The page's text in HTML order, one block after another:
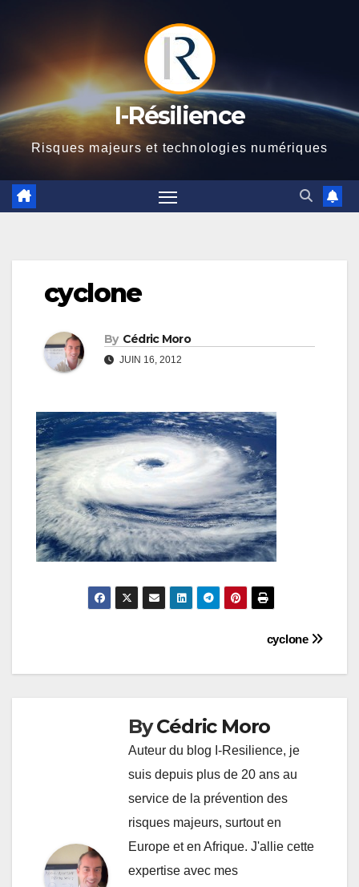
I-Résilience
Risques majeurs et technologies numériques
cyclone
By Cédric Moro
JUIN 16, 2012
de
cyclone
ByCédric Moro
Auteur du blog I-Resilience, je
suis depuis plus de 20 ans au
service de la prévention des
risques majeurs, surtout en
Europe et en Afrique. J'allie cette
expertise avec mes